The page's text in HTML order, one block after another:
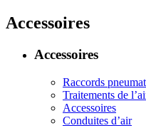
Accessoires
Accessoires
Raccords
Traitements de
Accessoires
Conduites d’air